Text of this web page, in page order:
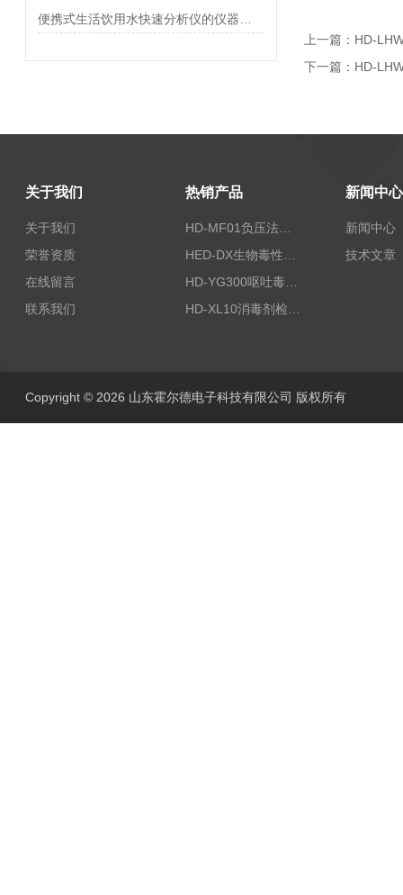
上一篇： HD-
下一篇： HD-
关于我们
关于我们
荣誉资质
在线留言
联系我们
热销产品
HD-MF01负压法密封性测试仪
新闻中心
新闻中心
技术文章
Copyright © 2026 山东霍尔德电子科技有限公司 版权所有